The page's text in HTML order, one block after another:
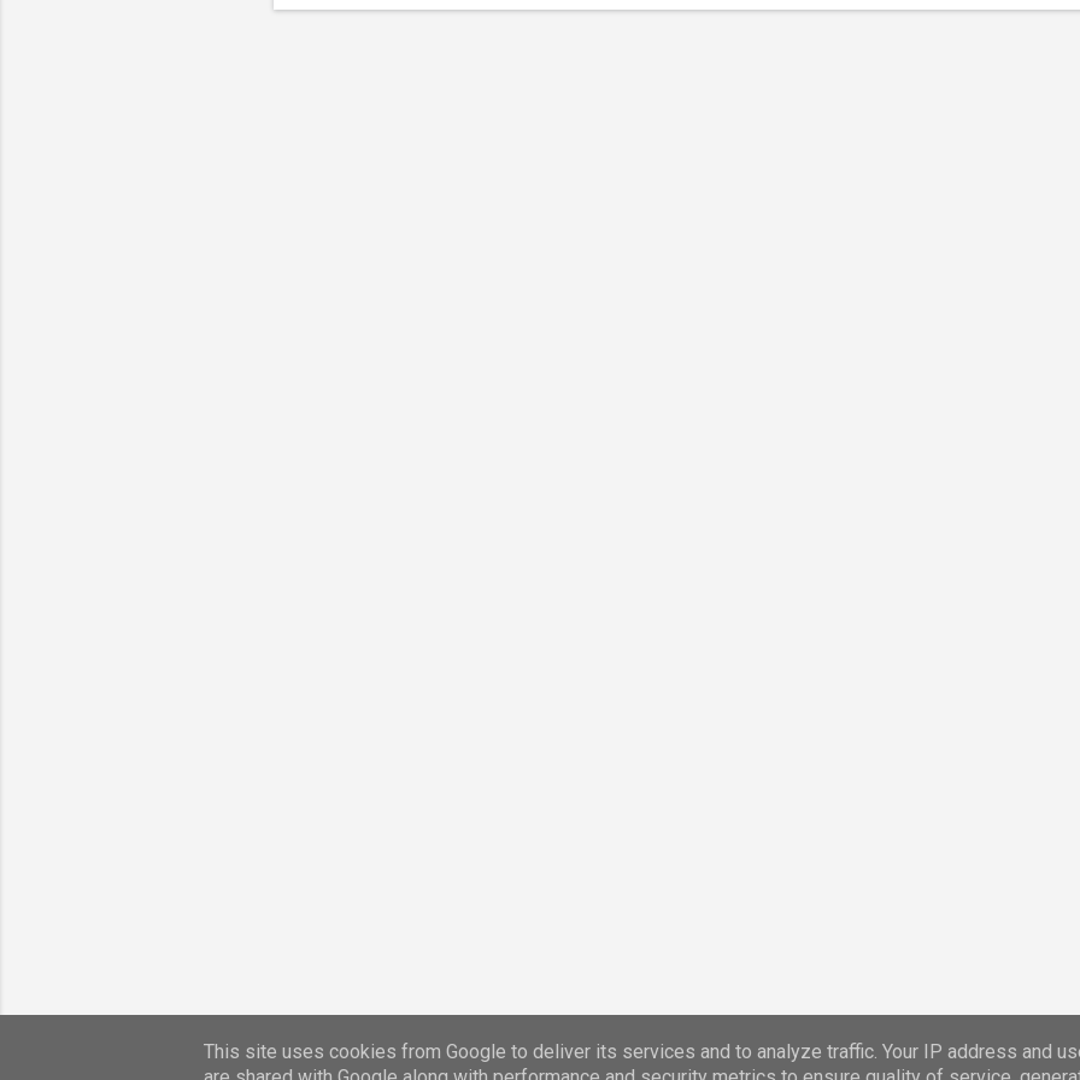
Con la tecnología de Blogger
This site uses cookies from Google to deliver its services and to analyze traffic. Your IP address and